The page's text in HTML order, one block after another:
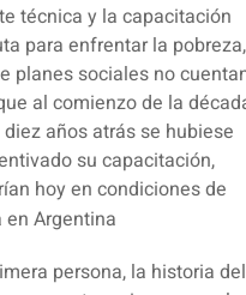
técnica y la capacitación
para enfrentar la pobreza,
planes sociales no
al comienzo de la
años atrás se hubiese
su capacitación,
hoy en condiciones de
persona, la historia del